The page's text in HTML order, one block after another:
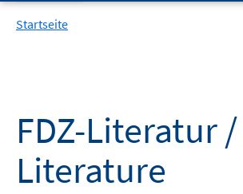
Startseite
FDZ-Literatur /
Literature